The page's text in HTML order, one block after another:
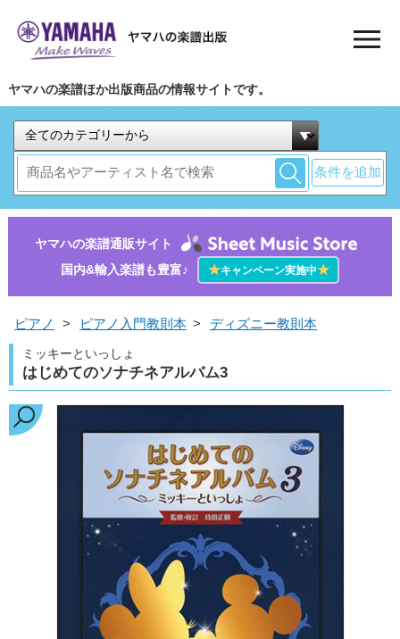
ヤマハの楽譜ほか出版商品の情報サイトです。
条件を追加
ヤマハの楽譜通販サイト
国内&輸入楽譜も豊富♪
★キャンペーン実施中★
ピアノ > ピアノ入門教則本 > ディズニー教則本
ミッキーといっしょ
はじめてのソナチネアルバム3